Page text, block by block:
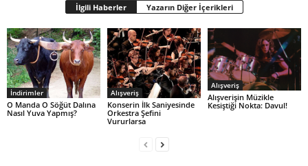
İlgili Haberler Yazarın Diğer İçerikleri
İndirimler
O Manda O Söğüt Dalına
Nasıl Yuva Yapmış?
Alışveriş
Konserin İlk Saniyesinde
Orkestra Şefini
Vururlarsa
Alışveriş
Alışverişin Müzikle
Kesiştiği Nokta: Davul!